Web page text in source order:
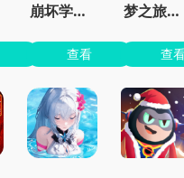
崩坏学园2官服
查看
梦之旅人官方正版
查